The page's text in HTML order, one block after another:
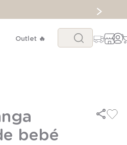
Outlet 🔥
Buscar...
bebé